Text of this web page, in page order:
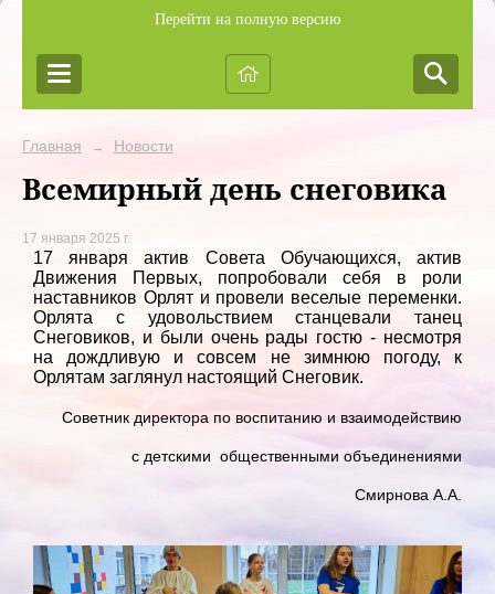
Перейти на полную версию
Главная → Новости
Всемирный день снеговика
17 января 2025 г.
17 января актив Совета Обучающихся, актив
Движения Первых, попробовали себя в роли
наставников Орлят и провели веселые переменки.
Орлята с удовольствием станцевали танец
Снеговиков, и были очень рады гостю - несмотря
на дождливую и совсем не зимнюю погоду, к
Орлятам заглянул настоящий Снеговик.
Советник директора по воспитанию и взаимодействию
с детскими общественными объединениями
Смирнова А.А.